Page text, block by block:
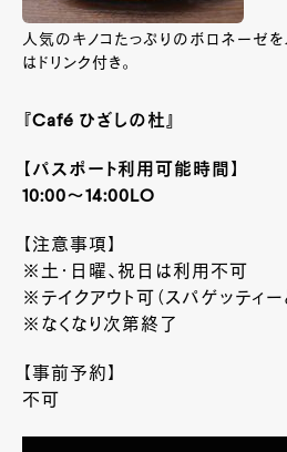
人気のキノコたっぷりのボロネーゼを
はドリンク付き。
『Café ひざしの杜』
【パスポート利用可能時間】
10:00～14:00LO
【注意事項】
※土・日曜、祝日は利用不可
※テイクアウト可（スパゲッティー
※なくなり次第終了
【事前予約】
不可